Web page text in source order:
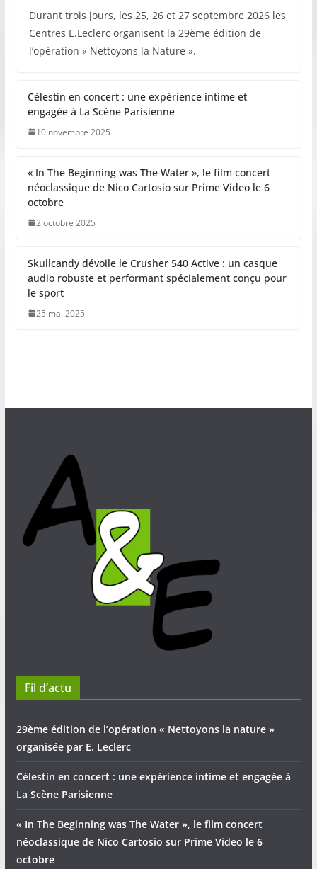
Durant trois jours, les 25, 26 et 27 septembre 2026 les
Centres E.Leclerc organisent la 29ème édition de
l’opération « Nettoyons la Nature ».
Célestin en concert : une expérience intime et
engagée à La Scène Parisienne
10 novembre 2025
« In The Beginning was The Water », le film concert
néoclassique de Nico Cartosio sur Prime Video le 6
octobre
2 octobre 2025
Skullcandy dévoile le Crusher 540 Active : un casque
audio robuste et performant spécialement conçu pour
le sport
25 mai 2025
Fil d’actu
29ème édition de l’opération « Nettoyons la nature »
organisée par E. Leclerc
Célestin en concert : une expérience intime et engagée à
La Scène Parisienne
« In The Beginning was The Water », le film concert
néoclassique de Nico Cartosio sur Prime Video le 6
octobre